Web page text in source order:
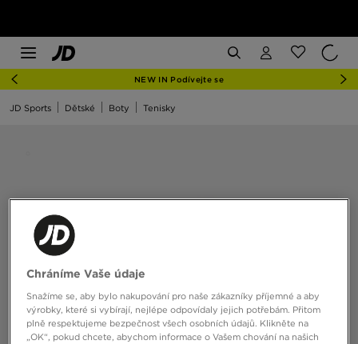
NEW IN Podívejte se
JD Sports Dětské Boty Tenisky
Chráníme Vaše údaje
Snažíme se, aby bylo nakupování pro naše zákazníky příjemné a aby
výrobky, které si vybírají, nejlépe odpovídaly jejich potřebám. Přitom
plně respektujeme bezpečnost všech osobních údajů. Klikněte na
„OK“, pokud chcete, abychom informace o Vašem chování na našich